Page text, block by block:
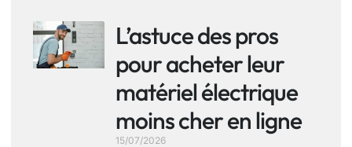
L’astuce des pros
pour acheter leur
matériel électrique
moins cher en ligne
15/07/2026